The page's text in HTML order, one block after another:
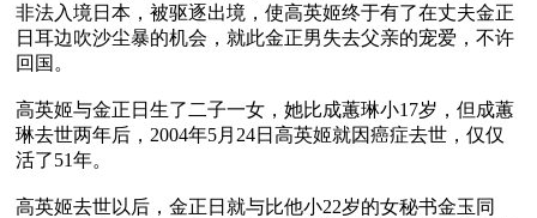
非法入境日本，被驱逐出境，使高英姬终于有了在丈夫金正
日耳边吹沙尘暴的机会，就此金正男失去父亲的宠爱，不许
回国。
高英姬与金正日生了二子一女，她比成蕙琳小17岁，但成蕙
琳去世两年后，2004年5月24日高英姬就因癌症去世，仅仅
活了51年。
高英姬去世以后，金正日就与比他小22岁的女秘书金玉同